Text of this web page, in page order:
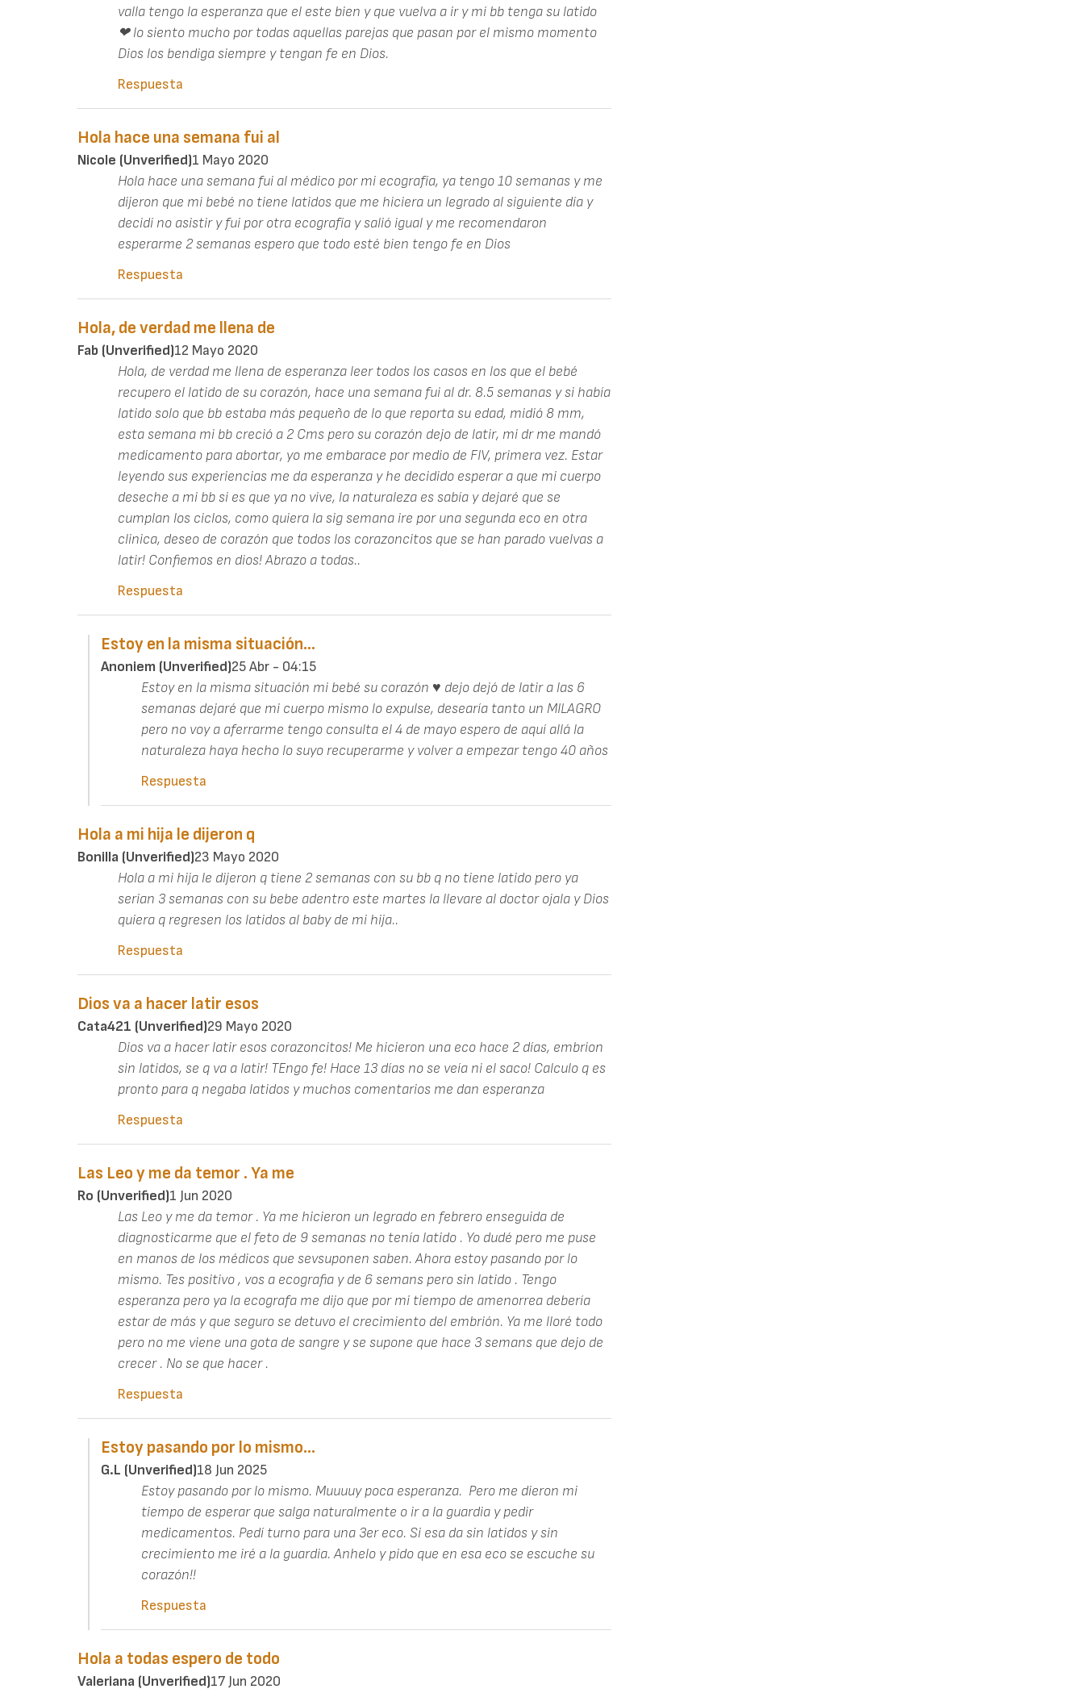
valla tengo la esperanza que el este bien y que vuelva a ir y mí bb tenga su latido
❤ lo siento mucho por todas aquellas parejas que pasan por el mismo momento
Dios los bendiga siempre y tengan fe en Dios.
Respuesta
Hola hace una semana fui al
Nicole (unverified)1 Mayo 2020
Hola hace una semana fui al médico por mi ecografía, ya tengo 10 semanas y me
dijeron que mi bebé no tiene latidos que me hiciera un legrado al siguiente día y
decidí no asistir y fui por otra ecografía y salió igual y me recomendaron
esperarme 2 semanas espero que todo esté bien tengo fe en Dios
Respuesta
Hola, de verdad me llena de
Fab (unverified)12 Mayo 2020
Hola, de verdad me llena de esperanza leer todos los casos en los que el bebé
recupero el latido de su corazón, hace una semana fui al dr. 8.5 semanas y si había
latido solo que bb estaba más pequeño de lo que reporta su edad, midió 8 mm,
esta semana mi bb creció a 2 Cms pero su corazón dejo de latir, mi dr me mandó
medicamento para abortar, yo me embarace por medio de FIV, primera vez. Estar
leyendo sus experiencias me da esperanza y he decidido esperar a que mi cuerpo
deseche a mi bb si es que ya no vive, la naturaleza es sabía y dejaré que se
cumplan los ciclos, como quiera la sig semana ire por una segunda eco en otra
clinica, deseo de corazón que todos los corazoncitos que se han parado vuelvas a
latir! Confiemos en dios! Abrazo a todas..
Respuesta
Estoy en la misma situación…
Anoniem (unverified)25 Abr - 04:15
Estoy en la misma situación mi bebé su corazón ♥️ dejo dejó de latir a las 6
semanas dejaré que mi cuerpo mismo lo expulse, desearía tanto un MILAGRO
pero no voy a aferrarme tengo consulta el 4 de mayo espero de aquí allá la
naturaleza haya hecho lo suyo recuperarme y volver a empezar tengo 40 años
Respuesta
Hola a mi hija le dijeron q
Bonilla (unverified)23 Mayo 2020
Hola a mi hija le dijeron q tiene 2 semanas con su bb q no tiene latido pero ya
serian 3 semanas con su bebe adentro este martes la llevare al doctor ojala y Dios
quiera q regresen los latidos al baby de mi hija..
Respuesta
Dios va a hacer latir esos
Cata421 (unverified)29 Mayo 2020
Dios va a hacer latir esos corazoncitos! Me hicieron una eco hace 2 días, embrion
sin latidos, se q va a latir! TEngo fe! Hace 13 días no se veía ni el saco! Calculo q es
pronto para q negaba latidos y muchos comentarios me dan esperanza
Respuesta
Las Leo y me da temor . Ya me
Ro (unverified)1 Jun 2020
Las Leo y me da temor . Ya me hicieron un legrado en febrero enseguida de
diagnosticarme que el feto de 9 semanas no tenía latido . Yo dudé pero me puse
en manos de los médicos que sevsuponen saben. Ahora estoy pasando por lo
mismo. Tes positivo , vos a ecografia y de 6 semans pero sin latido . Tengo
esperanza pero ya la ecografa me dijo que por mi tiempo de amenorrea debería
estar de más y que seguro se detuvo el crecimiento del embrión. Ya me lloré todo
pero no me viene una gota de sangre y se supone que hace 3 semans que dejo de
crecer . No se que hacer .
Respuesta
Estoy pasando por lo mismo…
G.L (unverified)18 Jun 2025
Estoy pasando por lo mismo. Muuuuy poca esperanza. Pero me dieron mi
tiempo de esperar que salga naturalmente o ir a la guardia y pedir
medicamentos. Pedí turno para una 3er eco. Si esa da sin latidos y sin
crecimiento me iré a la guardia. Anhelo y pido que en esa eco se escuche su
corazón!!
Respuesta
Hola a todas espero de todo
Valeriana (unverified)17 Jun 2020